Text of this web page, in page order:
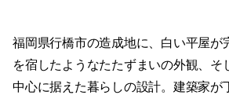
福岡県行橋市の造成地に、白い平屋が
を宿したようなたたずまいの外観、そ
中心に据えた暮らしの設計。建築家が